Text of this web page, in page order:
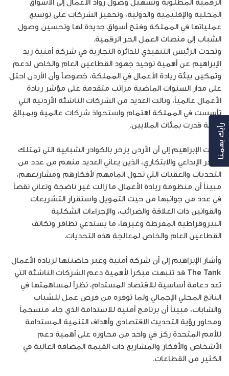
المحلية والإقليمية والدولية، وتحفيز الشركات على توسيع
عملياتها في المملكة وفتح أسواق جديدة لها وتحسين وصول
الشباب إلى منصات العمل الحر الرقمية.
وتحدث الرئيس التنفيذي للدائرة التجارية في شركة أمنية زيد
الإبراهيم عن أهمية توحيد جهود القطاعين العام والخاص لدعم
وتمكين بيئة ريادة الأعمال في المملكة، خصوصاً وأن الأردن احتل
على مدار السنوات الماضية مراتب متقدمة على مؤشر ريادة
الأعمال عالمياً، ونالت العديد من الشركات الناشئة الأردنية التي
تأسست في المملكة اهتمام واستحواذ شركات عالمية وبمبالغ
مالية قدرت بمئات الملايين.
ولفت الإبراهيم إلى أن الأردن يزخر بالكوادر الشبابية التي تمتلك
الفكر الإبداعي والابتكاري، الذين يعاني العديد منهم من عدد من
التحديات والعقبات التي تحول اتمامهم لأفكارهم ومشاريعهم،
مبيناً أن منظومة ريادة الأعمال ما زالت غير ناضجة وتعاني نقصاً
في عدد من جوانبها من حيث التمويل واستقرار التشريعات
والقوانين ذات العلاقة والضرائب، والإجراءات الشكلية
البيروقراطية المفرطة وغيرها، ما يستدعي تظافر وتكاتف
القطاعين العام والخاص لمعالجة هذه التحديات.
وأشار الإبراهيم إلى أن شركة أمنية وعبر حاضنتها لريادة الأعمال
The Tank قد تنبهت مبكراً لأهمية دعم الشركات الناشئة التي
تعد دعامة أساسية للاقتصاد المستدام، نظراً لمساهمتها في
الناتج المحلي الإجمالي ولما توفره من فرص عمل للشباب
والشابات، مبيناً أن برنامج أمنية للاستدامة الذي جاء منسجماً
ومحاور رؤية التحديث الاقتصادي وأهداف التنمية المستدامة
للأمم المتحدة ركز في واحد من محاوره على أهمية دعم
الأشخاص والأفكار والمشاريع ذات القيمة المضافة العالية في
الكثير من القطاعات.
رأيك بهمنا